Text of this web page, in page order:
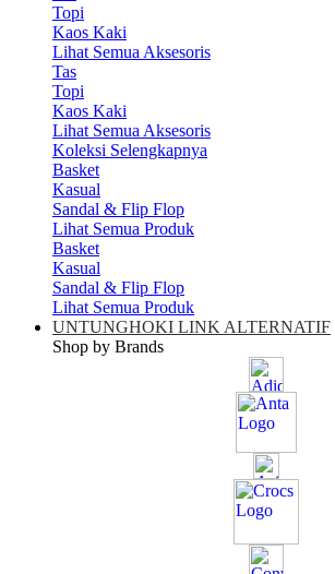
Topi
Kaos Kaki
Lihat Semua Aksesoris
Tas
Topi
Kaos Kaki
Lihat Semua Aksesoris
Koleksi Selengkapnya
Basket
Kasual
Sandal & Flip Flop
Lihat Semua Produk
Basket
Kasual
Sandal & Flip Flop
Lihat Semua Produk
UNTUNGHOKI LINK ALTERNATIF
Shop by Brands